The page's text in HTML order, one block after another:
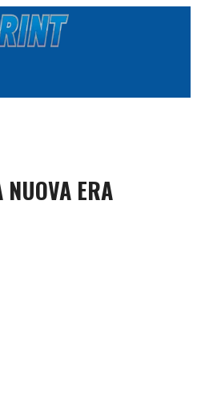
ERA